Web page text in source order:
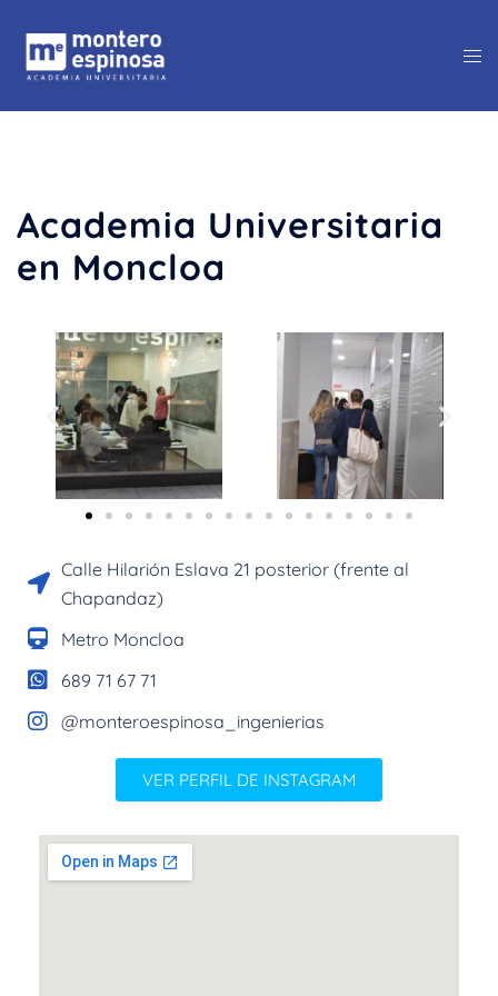
Academia Universitaria
en Moncloa
Calle Hilarión Eslava 21 posterior (frente al
Chapandaz)
Metro Moncloa
689 71 67 71
@monteroespinosa_ingenierias
VER PERFIL DE INSTAGRAM